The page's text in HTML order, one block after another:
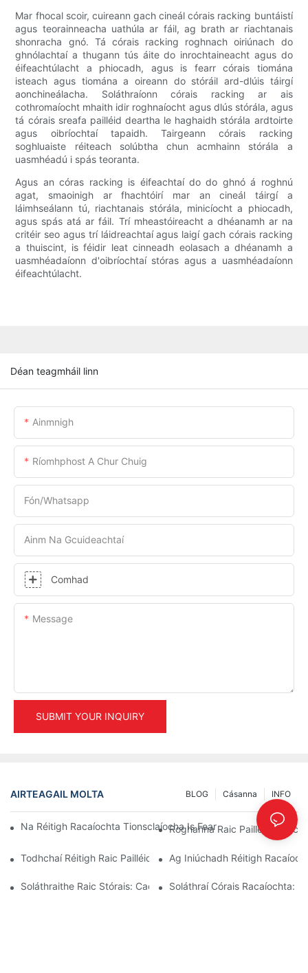
Mar fhocal scoir, cuireann gach cineál córais racking buntáistí
agus teorainneacha uathúla ar fáil, ag brath ar riachtanais
shonracha gnó. Tá córais racking roghnach oiriúnach do
ghnólachtaí a thugann tús áite do inrochtaineacht agus do
éifeachtúlacht a phiocadh, agus is fearr córais tiomána
isteach agus tiomána a oireann do stóráil ard-dlúis táirgí
aonchineálacha. Soláthraíonn córais racking ar ais
cothromaíocht mhaith idir roghnaíocht agus dlús stórála, agus
tá córais sreafa pailléid deartha le haghaidh stórála ardtoirte
agus oibríochtaí tapaidh. Tairgeann córais racking
soghluaiste réiteach solúbtha chun acmhainn stórála a
uasmhéadú i spás teoranta.
Agus an córas racking is éifeachtaí do do ghnó á roghnú
agat, smaoinigh ar fhachtóirí mar an cineál táirgí a
láimhseálann tú, riachtanais stórála, minicíocht a phiocadh,
agus spás atá ar fáil. Trí mheastóireacht a dhéanamh ar na
critéir seo agus trí láidreachtaí agus laigí gach córais racking
a thuiscint, is féidir leat cinneadh eolasach a dhéanamh a
uasmhéadaíonn d'oibríochtaí stóras agus a uasmhéadaíonn
éifeachtúlacht.
Déan teagmháil linn
Ainmnigh
Ríomhphost A Chur Chuig
Fón/whatsapp
Ainm Na Gcuideachtaí
Comhad
Message
SUBMIT YOUR INQUIRY
AIRTEAGAIL MOLTA INFO
Cásanna
BLOG
Na Réitigh Racaíochta Tionsclaíocha Is Fearr Le Haghaidh
Roghanna Raic Pailléid
Todhchaí Réitigh Raic Pailléid: Treochtaí Agus Nuálaíochtaí
Ag Iniúchadh Réitigh
Soláthraithe Raic Stórais: Cad Atá Le LorgSoláthraí Córais Racaíochta: